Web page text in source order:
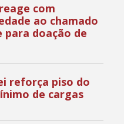
com
ao chamado
para doação de
reforça piso do
de cargas